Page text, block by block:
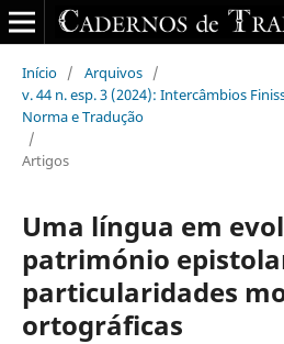
Início / Arquivos /
v. 44 n. esp. 3 (2024): Intercâmbios
Norma e Tradução
/
Artigos
Uma língua em
património
particularidades
ortográficas